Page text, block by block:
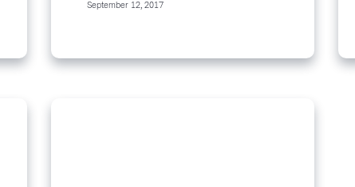
Ihrem Arsenal haben sollten. Sie
September 12, 2017